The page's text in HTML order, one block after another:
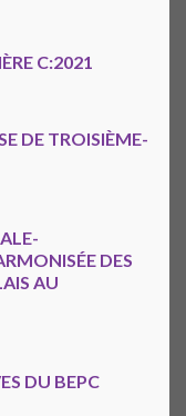
C:2021
DE TROISIÈME-
DES
AU
DU BEPC